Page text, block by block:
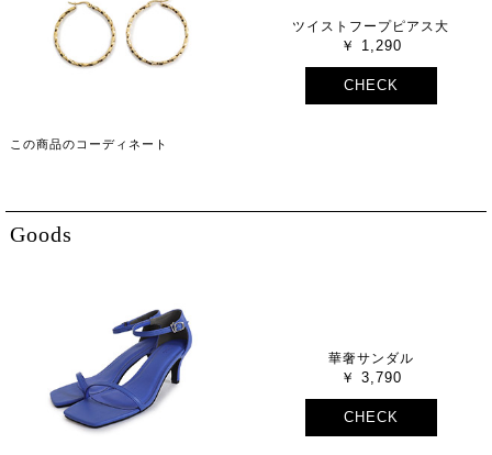
ツイストフープピアス大
1,290
CHECK
この商品のコーディネート
Goods
華奢サンダル
3,790
CHECK